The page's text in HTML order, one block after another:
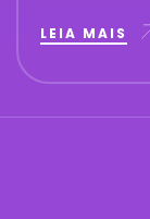
LEIA MAIS